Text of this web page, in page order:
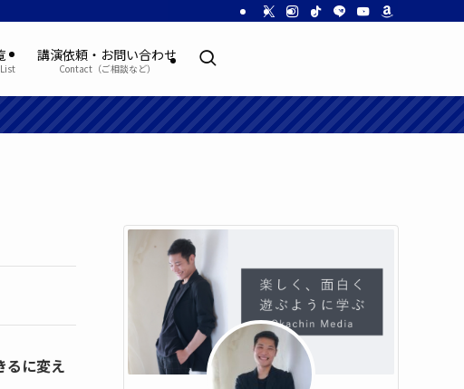
講演依頼・お問い合わせ
Contact（ご相談など）
るに変え